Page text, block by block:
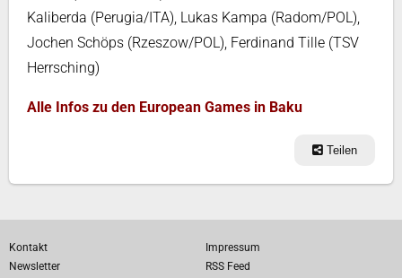
Kaliberda (Perugia/ITA), Lukas Kampa (Radom/POL),
Jochen Schöps (Rzeszow/POL), Ferdinand Tille (TSV
Herrsching)
Alle Infos zu den European Games in Baku
Teilen
Kontakt
Impressum
Newsletter
RSS Feed